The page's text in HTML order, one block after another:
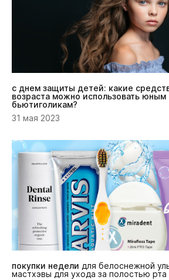
с днем защиты детей: какие
возраста можно использовать юным
бьютиголикам?
31 мая 2023
покупки недели для белоснежной
мастхэвы для ухода за полостью рта